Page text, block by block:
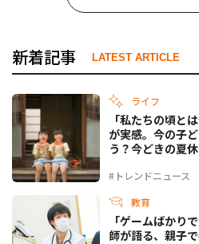
新着記事 LATEST ARTICLE
ライフ
#トレンドニュース
「私たちの頃と
が実感。今の子
う？今どきの夏
教育
「ゲームばかり
師が語る、親子